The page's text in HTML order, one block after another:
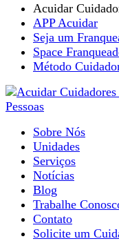
Acuidar
APP Acuidar
Seja um
Space
Método
Sobre Nós
Unidades
Serviços
Notícias
Blog
Trabalhe
Contato
Solicite um